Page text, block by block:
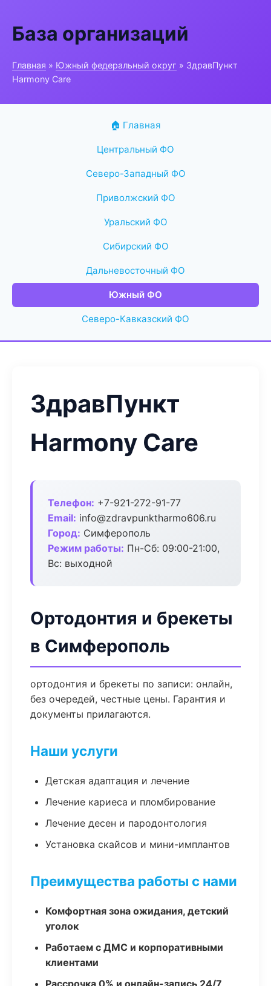
База организаций
Главная » Южный федеральный округ » ЗдравПункт
Harmony Care
🏠 Главная
Центральный ФО
Северо-Западный ФО
Приволжский ФО
Уральский ФО
Сибирский ФО
Дальневосточный ФО
Южный ФО
Северо-Кавказский ФО
ЗдравПункт
Harmony Care
Телефон: +7-921-272-91-77
Email: info@zdravpunktharmo606.ru
Город: Симферополь
Режим работы: Пн-Сб: 09:00-21:00,
Вс: выходной
Ортодонтия и брекеты
в Симферополь
ортодонтия и брекеты по записи: онлайн,
без очередей, честные цены. Гарантия и
документы прилагаются.
Наши услуги
Детская адаптация и лечение
Лечение кариеса и пломбирование
Лечение десен и пародонтология
Установка скайсов и мини-имплантов
Преимущества работы с нами
Комфортная зона ожидания, детский
уголок
Работаем с ДМС и корпоративными
клиентами
Рассрочка 0% и онлайн-запись 24/7